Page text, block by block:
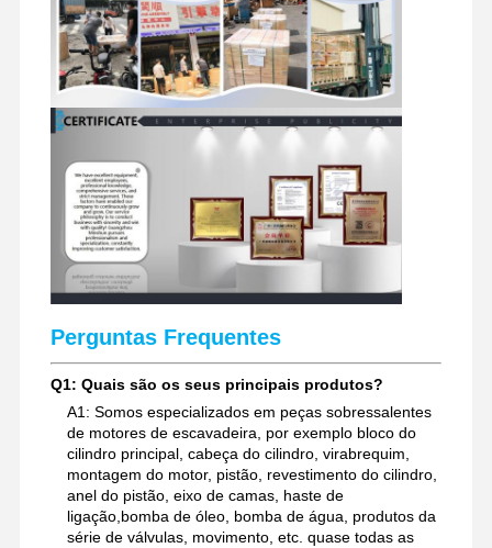
Perguntas Frequentes
Q1: Quais são os seus principais produtos?
A1: Somos especializados em peças sobressalentes
de motores de escavadeira, por exemplo bloco do
cilindro principal, cabeça do cilindro, virabrequim,
montagem do motor, pistão, revestimento do cilindro,
anel do pistão, eixo de camas, haste de
ligação,bomba de óleo, bomba de água, produtos da
série de válvulas, movimento, etc. quase todas as